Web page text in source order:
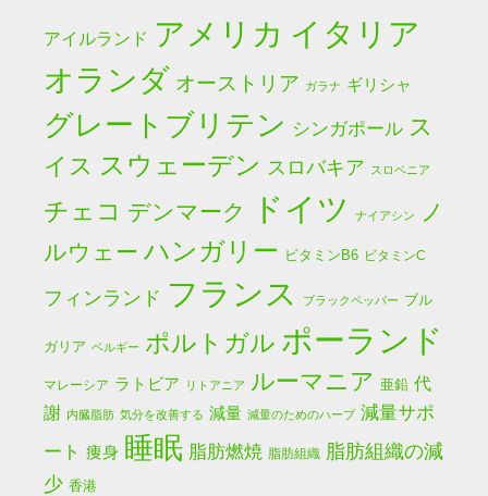
アイルランド アメリカ イタリア
オランダ オーストリア ガラナ ギリシャ
グレートブリテン シンガポール ス
イス スウェーデン スロバキア スロベニア
チェコ デンマーク ドイツ ナイアシン
ノ
ルウェー ハンガリー ビタミンB6 ビタミンC
フィンランド フランス ブラックペッパー ブル
ガリア ベルギー ポルトガル ポーランド
マレーシア ラトビア リトアニア ルーマニア 亜鉛 代
謝 内臓脂肪 気分を改善する 減量 減量のためのハーブ 減量サポ
ート 痩身 睡眠 脂肪燃焼 脂肪組織
脂肪組織の減
少 香港